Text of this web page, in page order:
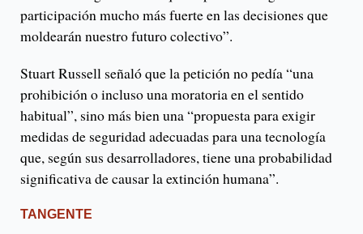
participación mucho más fuerte en las decisiones que
moldearán nuestro futuro colectivo”.
Stuart Russell señaló que la petición no pedía “una
prohibición o incluso una moratoria en el sentido
habitual”, sino más bien una “propuesta para exigir
medidas de seguridad adecuadas para una tecnología
que, según sus desarrolladores, tiene una probabilidad
significativa de causar la extinción humana”.
TANGENTE